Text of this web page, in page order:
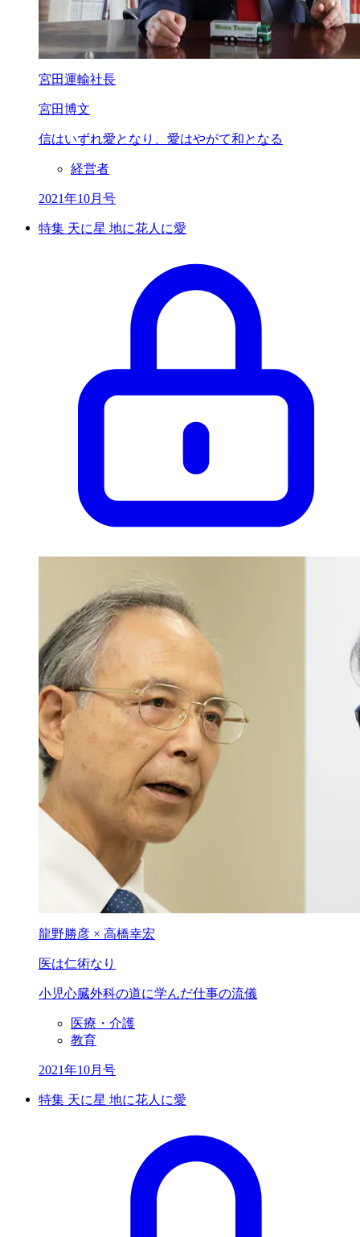
宮田運輸社長
宮田博文
信はいずれ愛となり、 愛はやがて和となる
経営者
2021年10月号
特集 天に星 地に花人に愛
龍野勝彦 × 高橋幸宏
医は仁術なり
小児心臓外科の道に学んだ仕事の流儀
医療・介護
教育
2021年10月号
特集 天に星 地に花人に愛